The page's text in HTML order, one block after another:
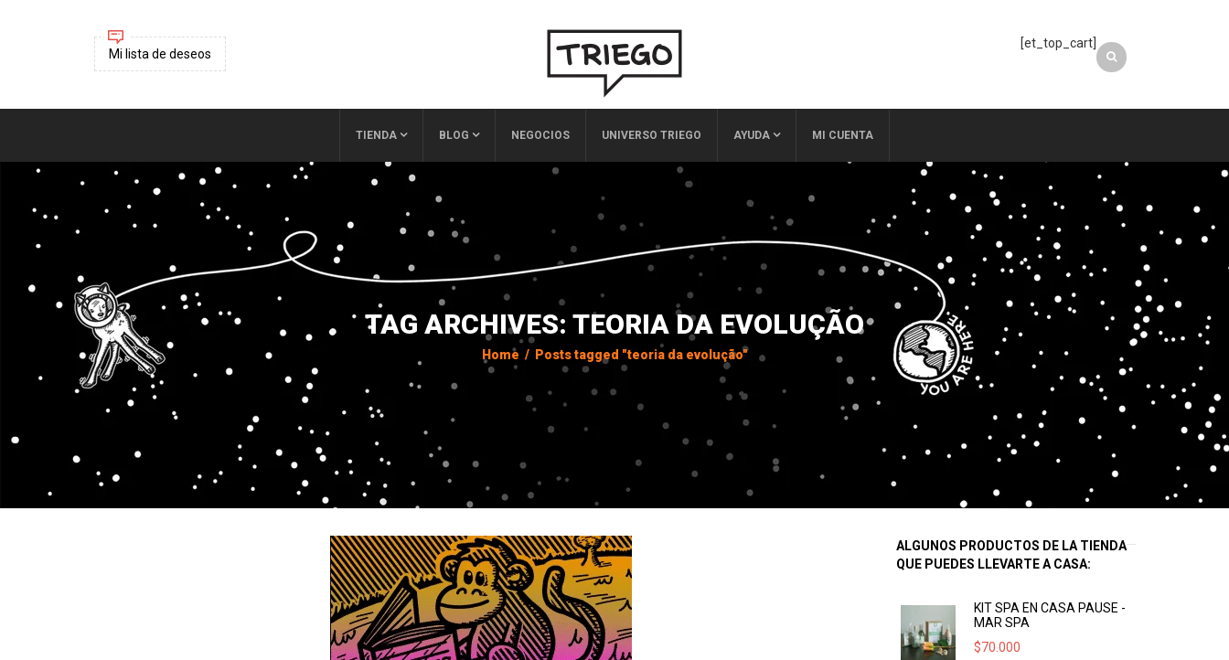
Mi lista de deseos
[et_top_cart]
TIENDA BLOG NEGOCIOS UNIVERSO TRIEGO AYUDA MI CUENTA
TAG ARCHIVES: TEORIA DA EVOLUÇÃO
Home / Posts tagged "teoria da evolução"
ALGUNOS PRODUCTOS DE LA TIENDA
QUE PUEDES LLEVARTE A CASA:
KIT SPA EN CASA PAUSE -
MAR SPA
$70.000